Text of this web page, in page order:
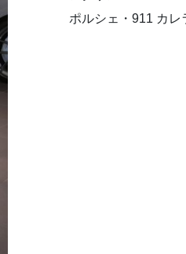
ポルシェ・911 カ